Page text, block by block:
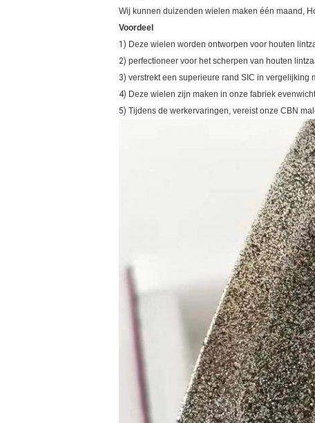
Wij kunnen duizenden wielen maken één maand,
Voordeel
1) Deze wielen worden ontworpen voor houten
2) perfectioneer voor het scherpen van houten
3) verstrekt een superieure rand SIC in vergelijking
4) Deze wielen zijn maken in onze fabriek
5) Tijdens de werkervaringen, vereist onze CBN